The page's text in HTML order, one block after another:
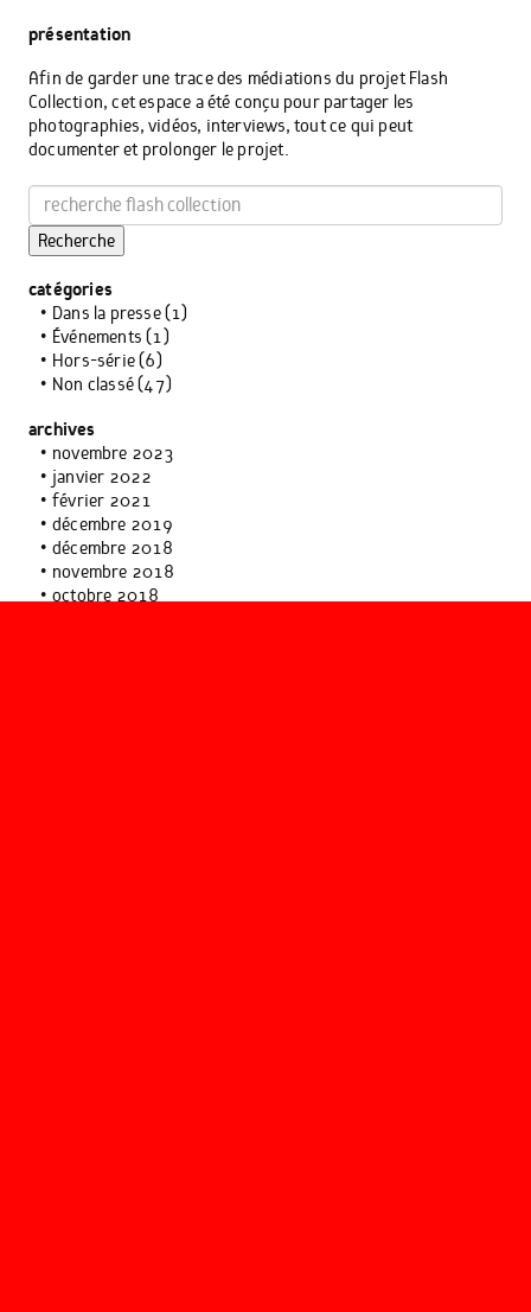
présentation
Afin de garder une trace des médiations du projet Flash
Collection, cet espace a été conçu pour partager les
photographies, vidéos, interviews, tout ce qui peut
documenter et prolonger le projet.
Recherche
catégories
Dans la presse(1)
Événements (1)
Hors-série(6)
Non classé(47)
archives
novembre 2023
janvier 2022
février 2021
décembre 2019
décembre 2018
novembre 2018
octobre 2018